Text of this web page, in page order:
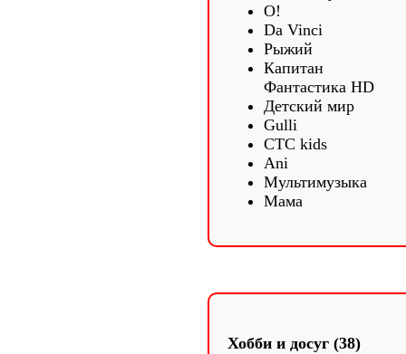
О!
Da Vinci
Рыжий
Капитан
Фантастика HD
Детский мир
Gulli
СТС kids
Ani
Мультимузыка
Мама
Хобби и досуг (38)